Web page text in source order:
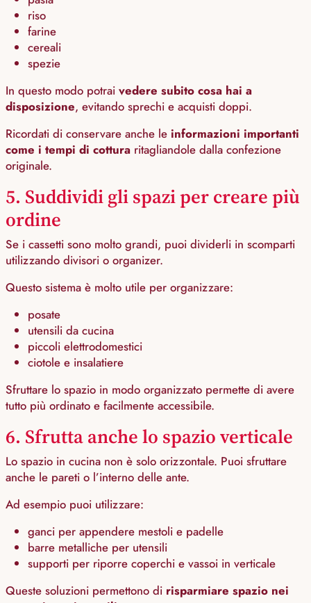
riso
farine
cereali
spezie
In questo modo potrai vedere subito cosa hai a
disposizione, evitando sprechi e acquisti doppi.
Ricordati di conservare anche le informazioni importanti
come i tempi di cottura ritagliandole dalla confezione
originale.
5. Suddividi gli spazi per creare più
ordine
Se i cassetti sono molto grandi, puoi dividerli in scomparti
utilizzando divisori o organizer.
Questo sistema è molto utile per organizzare:
posate
utensili da cucina
piccoli elettrodomestici
ciotole e insalatiere
Sfruttare lo spazio in modo organizzato permette di avere
tutto più ordinato e facilmente accessibile.
6. Sfrutta anche lo spazio verticale
Lo spazio in cucina non è solo orizzontale. Puoi sfruttare
anche le pareti o l’interno delle ante.
Ad esempio puoi utilizzare:
ganci per appendere mestoli e padelle
barre metalliche per utensili
supporti per riporre coperchi e vassoi in verticale
Queste soluzioni permettono di risparmiare spazio nei